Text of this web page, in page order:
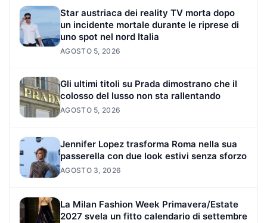
Star austriaca dei reality TV morta dopo
un incidente mortale durante le riprese di
uno spot nel nord Italia
AGOSTO 5, 2026
Gli ultimi titoli su Prada dimostrano che il
colosso del lusso non sta rallentando
AGOSTO 5, 2026
Jennifer Lopez trasforma Roma nella sua
passerella con due look estivi senza sforzo
AGOSTO 3, 2026
La Milan Fashion Week Primavera/Estate
2027 svela un fitto calendario di settembre